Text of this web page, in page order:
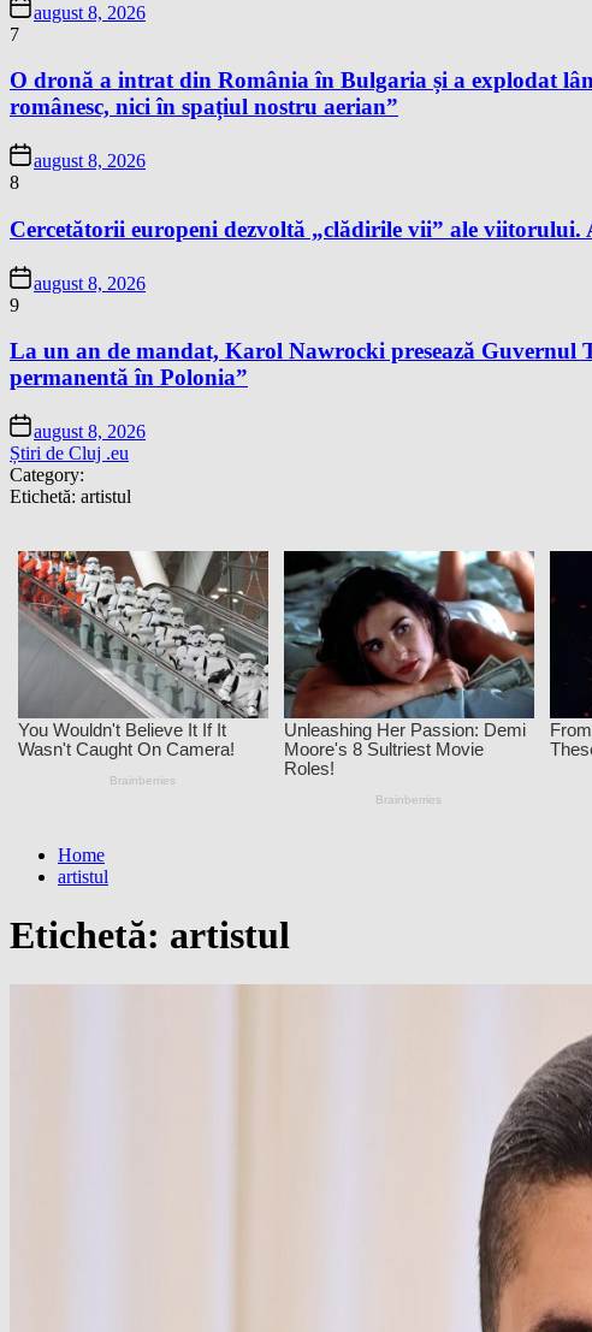
august 8, 2026
7
O dronă a intrat din România în Bulgaria și a explodat
românesc, nici în spațiul nostru aerian”
august 8, 2026
8
Cercetătorii europeni dezvoltă „clădirile vii” ale viitorului.
august 8, 2026
9
La un an de mandat, Karol Nawrocki presează Guvernul
permanentă în Polonia”
august 8, 2026
Știri de Cluj .eu
Category:
Etichetă: artistul
Home
artistul
Etichetă: artistul